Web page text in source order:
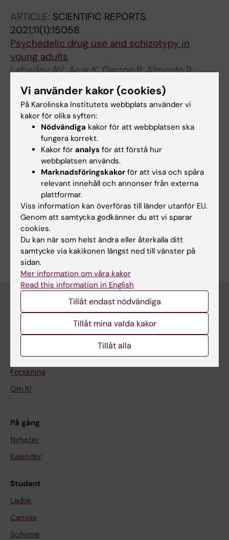
ARTICLE: SCIENTIFIC REPORTS.
2021;11(1):15058
Psychedelic drug use and schizotypy in
young adults
Lebedev AV; Acar K; Garzon B; Almeida R;
Raback J; Aberg A; Martinsson S; Olsson A;
Louzolo A; Parnamets P; Lovden M; Atlas L;
Ingvar M; Petrovic P
Alla övriga publikationer
PREPRINT:RESEARCH SQUARE.
Societal well-being is reflected in outcomes
of antidepressant clinical trials.
Lebedev A; Acar K; Osika W; Simonsson O;
Kringelbach M; Deco G; Ingvar M; Petrovic P
Är du Kasim Acar?
Redigera din profil
Utbildning
Forskarutbildning
Forskning
Om KI
På gång
Nyheter
Kalender
Student
Ladok
Canvas
Schema
Vi använder kakor (cookies)
På Karolinska Institutets webbplats använder vi
kakor för olika syften:
Nödvändiga kakor för att webbplatsen ska
fungera korrekt.
Kakor för analys för att förstå hur
webbplatsen används.
Marknadsföringskakor för att visa och spåra
relevant innehåll och annonser från externa
plattformar.
Viss information kan överföras till länder utanför EU.
Genom att samtycka godkänner du att vi sparar
cookies.
Du kan när som helst ändra eller återkalla ditt
samtycke via kakikonen längst ned till vänster på
sidan.
Mer information om våra kakor
Read this information in English
Tillåt endast nödvändiga
Tillåt mina valda kakor
Tillåt alla